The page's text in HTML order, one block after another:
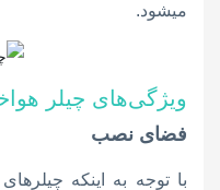
میشود.
ویژگی‌های چیلر
فضای نصب
با توجه به اینکه